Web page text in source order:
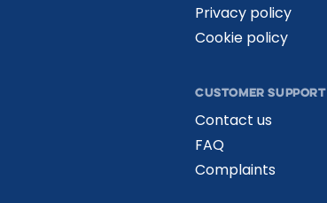
Privacy policy
Cookie policy
CUSTOMER SUPPORT
Contact us
FAQ
Complaints